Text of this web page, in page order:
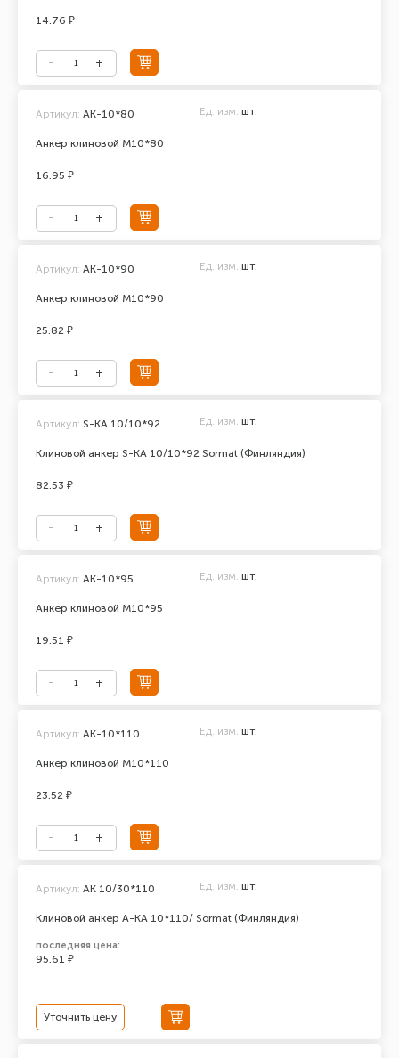
14.76 ₽
Анкер клиновой М10*80
Артикул: АК-10*80 Ед. изм. шт.
16.95 ₽
Анкер клиновой М10*90
Артикул: АК-10*90 Ед. изм. шт.
25.82 ₽
Клиновой анкер S-KA 10/10*92 Sormat (Финляндия)
Артикул: S-KA 10/10*92 Ед. изм. шт.
82.53 ₽
Анкер клиновой М10*95
Артикул: АК-10*95 Ед. изм. шт.
19.51 ₽
Анкер клиновой М10*110
Артикул: АК-10*110 Ед. изм. шт.
23.52 ₽
Клиновой анкер A-KA 10*110/ Sormat (Финляндия)
Артикул: AK 10/30*110 Ед. изм. шт.
последняя цена:
95.61 ₽
Уточнить цену